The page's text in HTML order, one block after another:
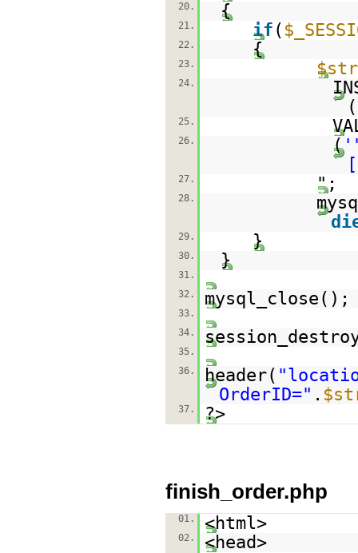
20. {
21. if (
22. {
23.
24.
25.
26. (
27. ";
28.
29. }
30. }
31.
32.
mysql_close();
33.
34.
35.
36.
header(
OrderID=" .
37. ?>
finish_order.php
01. <html>
02. <head>